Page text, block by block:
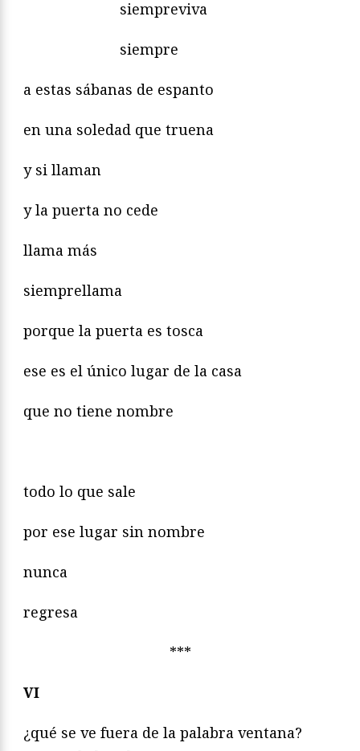
siempreviva
siempre
a estas sábanas de espanto
en una soledad que truena
y si llaman
y la puerta no cede
llama más
siemprellama
porque la puerta es tosca
ese es el único lugar de la casa
que no tiene nombre
todo lo que sale
por ese lugar sin nombre
nunca
regresa
***
VI
¿qué se ve fuera de la palabra ventana?